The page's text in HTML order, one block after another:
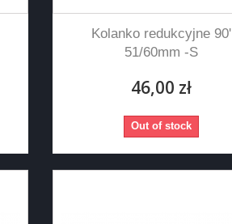
Kolanko redukcyjne 90'
51/60mm -S
46,00 zł
Out of stock